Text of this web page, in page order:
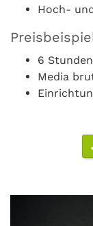
Hoch-
6
Media